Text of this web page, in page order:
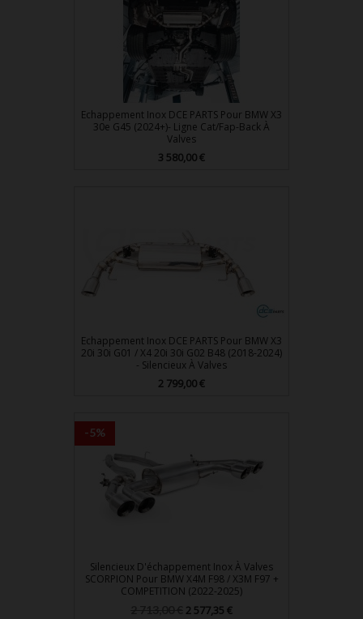
Echappement Inox DCE PARTS Pour BMW X3
30e G45 (2024+)- Ligne Cat/Fap-Back À
Valves
Prix
3 580,00 €
Echappement Inox DCE PARTS Pour BMW X3
20i 30i G01 / X4 20i 30i G02 B48 (2018-2024)
- Silencieux À Valves
Prix
2 799,00 €
Silencieux D'échappement Inox À Valves
SCORPION Pour BMW X4M F98 / X3M F97 +
COMPETITION (2022-2025)
Prix
2 577,35 €
-5%